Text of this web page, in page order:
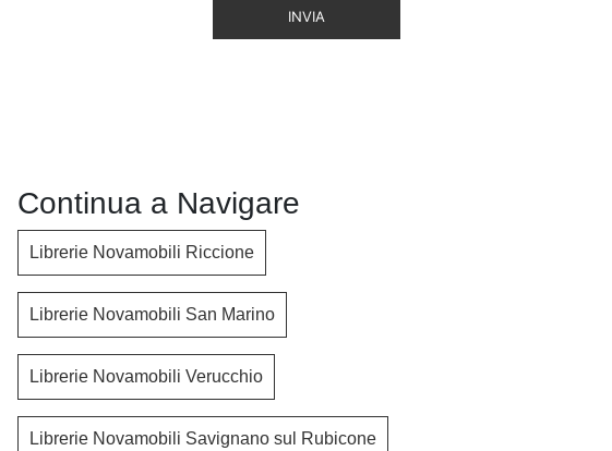
INVIA
Continua a Navigare
Librerie Novamobili Riccione
Librerie Novamobili San Marino
Librerie Novamobili Verucchio
Librerie Novamobili Savignano sul Rubicone